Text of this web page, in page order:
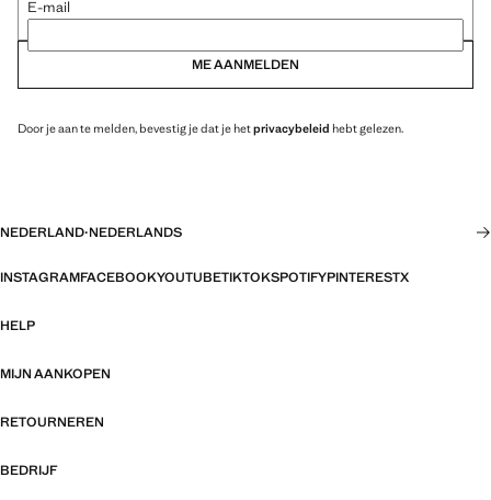
E-mail
ME AANMELDEN
Door je aan te melden, bevestig je dat je hetprivacybeleid hebt gelezen.
NEDERLAND·NEDERLANDS
INSTAGRAMFACEBOOKYOUTUBETIKTOKSPOTIFYPINTERESTX
HELP
MIJN AANKOPEN
RETOURNEREN
BEDRIJF